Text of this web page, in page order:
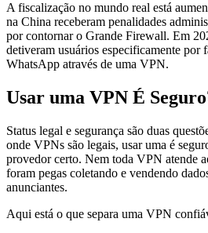
A fiscalização no mundo real está
na China receberam penalidades
por contornar o Grande Firewall. Em
detiveram usuários especificamente por
WhatsApp através de uma VPN.
Usar uma VPN É
Status legal e segurança são duas
onde VPNs são legais, usar uma é
provedor certo. Nem toda VPN atende
foram pegas coletando e vendendo
anunciantes.
Aqui está o que separa uma VPN